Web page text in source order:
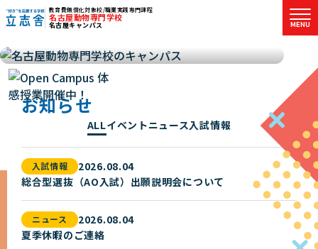
"好き"を応援する学校 立志舎
教育費無償化対象校/職業実践専門課程
名古屋動物専門学校
名古屋キャンパス MENU
お知らせ
ALLイベントニュース入試情報
入試情報
2026.08.04
総合型選抜（AO入試）出願説明会について
ニュース
2026.08.04
夏季休暇のご連絡